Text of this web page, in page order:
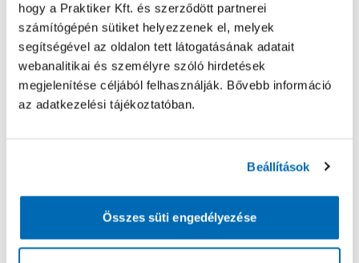
hogy a Praktiker Kft. és szerződött partnerei
számítógépén sütiket helyezzenek el, melyek
segítségével az oldalon tett látogatásának adatait
webanalitikai és személyre szóló hirdetések
megjelenítése céljából felhasználják. Bővebb információ
az adatkezelési tájékoztatóban.
Beállítások
Összes süti engedélyezése